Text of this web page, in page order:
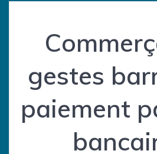
gestes
paiement